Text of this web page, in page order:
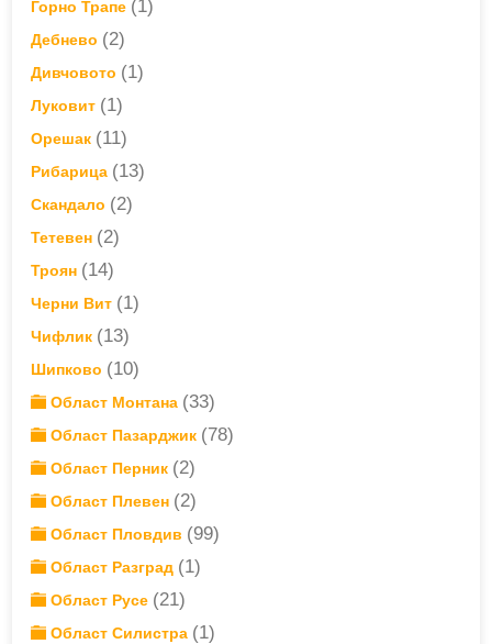
Горно Трапе (1)
Дебнево (2)
Дивчовото (1)
Луковит (1)
Орешак (11)
Рибарица (13)
Скандало (2)
Тетевен (2)
Троян (14)
Черни Вит (1)
Чифлик (13)
Шипково (10)
Област Монтана (33)
Област Пазарджик (78)
Област Перник (2)
Област Плевен (2)
Област Пловдив (99)
Област Разград (1)
Област Русе (21)
Област Силистра (1)